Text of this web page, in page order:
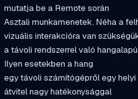
mutatja be a Remote során
Asztali munkamenetek. Néha a
vizuális interakcióra van
a távoli rendszerrel való
Ilyen esetekben a hang
egy távoli számítógépről egy
átvitel nagy hatékonysággal